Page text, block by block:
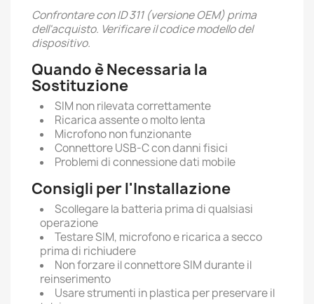
Confrontare con ID 311 (versione OEM) prima
dell'acquisto. Verificare il codice modello del
dispositivo.
Quando è Necessaria la
Sostituzione
SIM non rilevata correttamente
Ricarica assente o molto lenta
Microfono non funzionante
Connettore USB-C con danni fisici
Problemi di connessione dati mobile
Consigli per l'Installazione
Scollegare la batteria prima di qualsiasi
operazione
Testare SIM, microfono e ricarica a secco
prima di richiudere
Non forzare il connettore SIM durante il
reinserimento
Usare strumenti in plastica per preservare il